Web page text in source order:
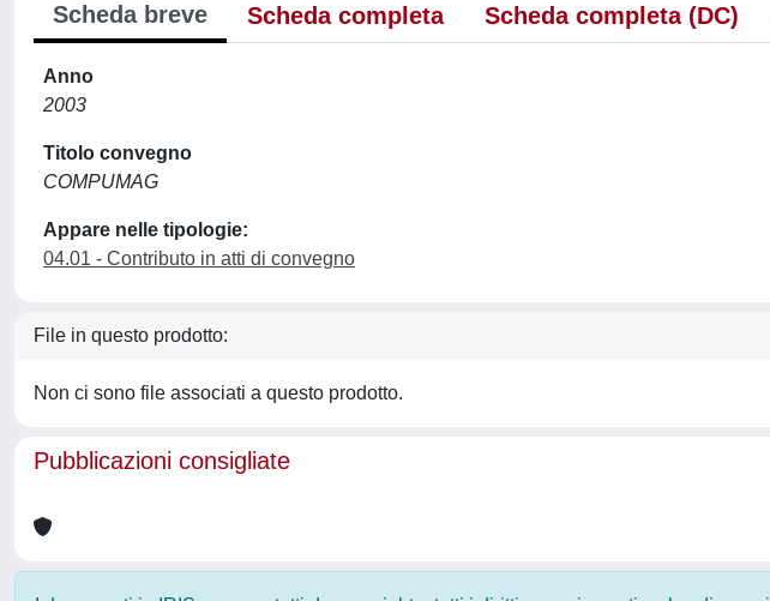
Scheda breve Scheda completa Scheda completa (DC)
Anno
2003
Titolo convegno
COMPUMAG
Appare nelle tipologie:
04.01 - Contributo in atti di convegno
File in questo prodotto:
Non ci sono file associati a questo prodotto.
Pubblicazioni consigliate